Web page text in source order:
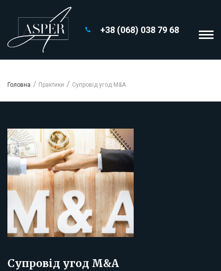
+38 (068) 038 79 68
Головна Практики Супровід угод M&A
Супровід угод M&A